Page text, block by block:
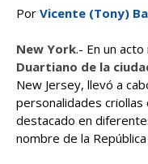
Por Vicente (Tony)
New York.- En un
Duartiano de la
New Jersey, llevó a
personalidades criollas
destacado en
nombre de la República